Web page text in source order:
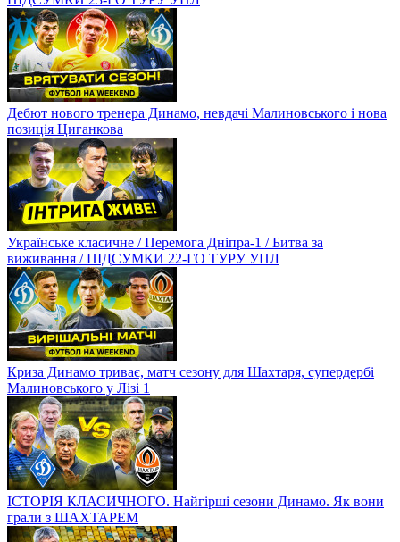
Дебют нового тренера Динамо, невдачі Малиновського і нова
позиція Циганкова
Українське класичне / Перемога Дніпра-1 / Битва за
виживання / ПІДСУМКИ 22-ГО ТУРУ УПЛ
Криза Динамо триває, матч сезону для Шахтаря, супердербі
Малиновського у Лізі 1
ІСТОРІЯ КЛАСИЧНОГО. Найгірші сезони Динамо. Як вони
грали з ШАХТАРЕМ